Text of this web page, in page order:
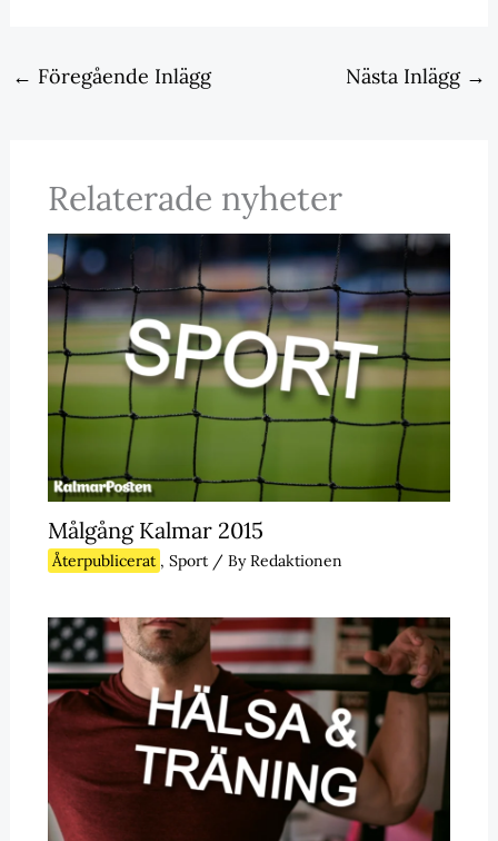
← Föregående Inlägg Nästa Inlägg →
Relaterade nyheter
Målgång Kalmar 2015
Återpublicerat , Sport/ ByRedaktionen